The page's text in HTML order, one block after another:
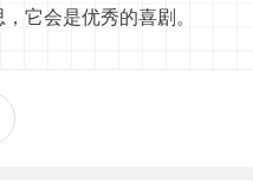
它会是优秀的喜剧。